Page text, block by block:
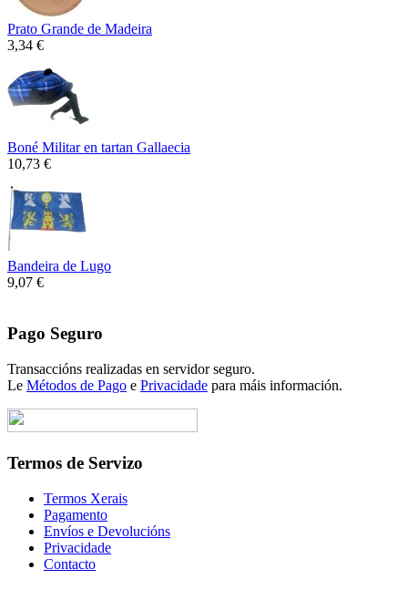
Prato Grande de Madeira
3,34 €
Boné Militar en tartan Gallaecia
10,73 €
Bandeira de Lugo
9,07 €
Pago Seguro
Transaccións realizadas en servidor seguro.
Le Métodos de Pago e Privacidade para máis información.
Termos de Servizo
Termos Xerais
Pagamento
Envíos e Devolucións
Privacidade
Contacto